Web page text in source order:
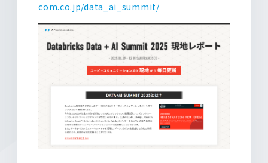
com.co.jp/data_ai_summit/